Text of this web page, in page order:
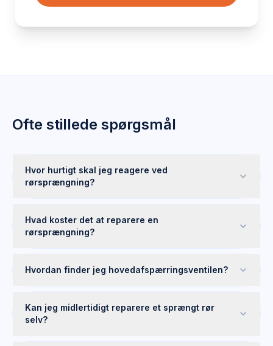
Ofte stillede spørgsmål
Hvor hurtigt skal jeg reagere ved
rørsprængning?
Hvad koster det at reparere en
rørsprængning?
Hvordan finder jeg hovedafspærringsventilen?
Kan jeg midlertidigt reparere et sprængt rør
selv?